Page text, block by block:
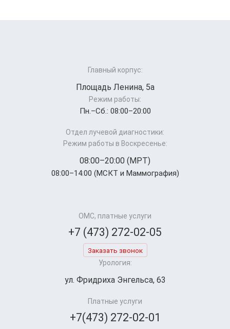
Главный корпус:
Площадь Ленина, 5а
Режим работы:
Пн.–Cб.: 08:00–20:00
Отдел лучевой диагностики:
Режим работы в Воскресенье:
08:00–20:00 (МРТ)
08:00–14:00 (МСКТ и Маммография)
ОМС, платные услуги
+7 (473) 272-02-05
Заказать звонок
Урология:
ул. Фридриха Энгельса, 63
Платные услуги
+7(473) 272-02-01